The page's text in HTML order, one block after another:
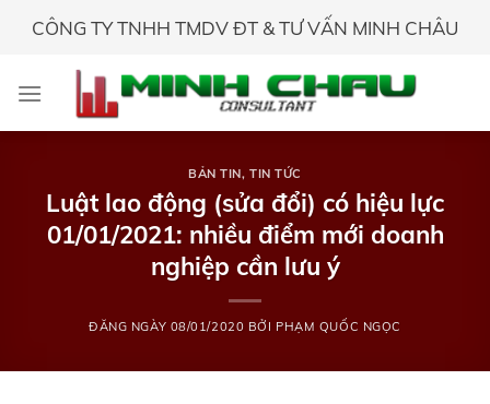
CÔNG TY TNHH TMDV ĐT & TƯ VẤN MINH CHÂU
BẢN TIN,TIN TỨC
Luật lao động (sửa đổi) có hiệu lực
01/01/2021: nhiều điểm mới doanh
nghiệp cần lưu ý
ĐĂNG NGÀY 08/01/2020 BỞI PHẠM QUỐC NGỌC